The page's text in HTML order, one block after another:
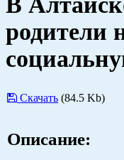
родители
Скачать (84.5 Kb)
Описание: